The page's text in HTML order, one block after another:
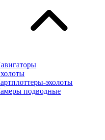
эхолоты
подводные